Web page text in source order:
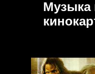
Музыка